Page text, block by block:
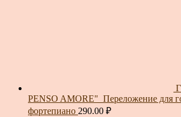
PENSO AMORE"_Переложение для
фортепиано 290.00 ₽